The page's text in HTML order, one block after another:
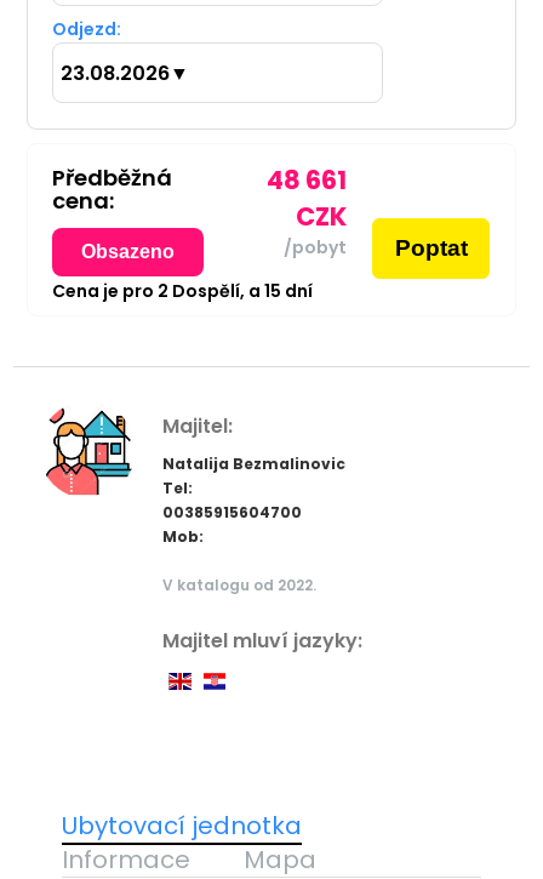
Odjezd:
23.08.2026▼
Předběžná
cena:
Obsazeno
48 661
CZK
/pobyt Poptat
Cena je pro 2 Dospělí, a 15 dní
Majitel:
Natalija Bezmalinovic
Tel:
00385915604700
Mob:
V katalogu od 2022.
Majitel mluví jazyky:
Ubytovací jednotka
Informace
Mapa